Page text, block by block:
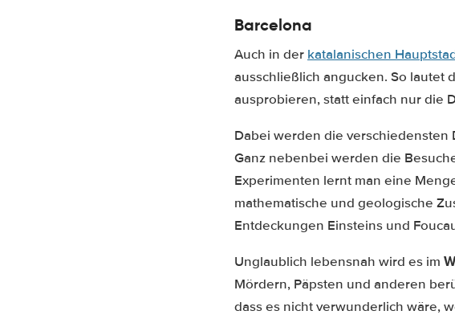
Barcelona
Auch in der katalanischen
ausschließlich angucken. So lautet
ausprobieren, statt einfach nur die
Dabei werden die verschiedensten
Ganz nebenbei werden die
Experimenten lernt man eine
mathematische und geologische
Entdeckungen Einsteins und
Unglaublich lebensnah wird es im
Mördern, Päpsten und anderen
dass es nicht verwunderlich wäre,